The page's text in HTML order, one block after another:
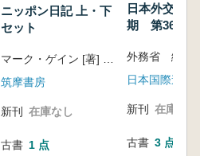
ニッポン日記 上・下
セット
筑摩書房
新刊 在庫なし
古書 1 点
日本外交文
期 第36巻
外務省 編纂
日本国際連合
新刊 在庫なし
古書 3 点